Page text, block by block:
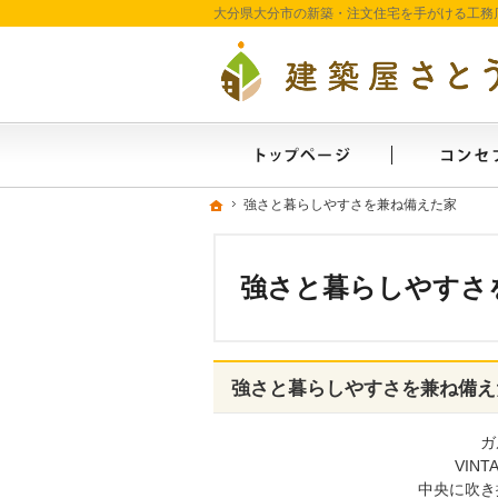
ホーム
強さと暮らしやすさを兼ね備えた家
強さと暮らしやすさ
強さと暮らしやすさを兼ね備
中央に吹
ホーム
強さと暮らしやすさを兼ね備えた家